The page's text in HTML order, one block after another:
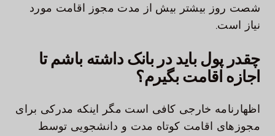
شصت روز بیشتر بیش از مدت مجوز اقامت مورد
نیاز است.
چقدر پول باید در بانک داشته باشم تا
اجازه اقامت بگیرم؟
اظهارنامه خارجی کافی است مگر اینکه مدرکی برای
مجوزهای اقامت کوتاه مدت و دانشجویی توسط